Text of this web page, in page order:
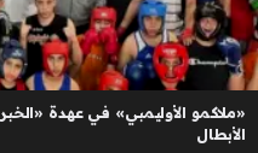
«ملاكمو الأوليمبي» في عهدة
الأبطال